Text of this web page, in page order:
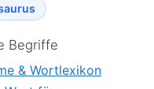
Begriffe
& Wortlexikon